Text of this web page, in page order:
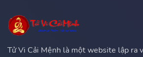
Tử Vi Cải Mệnh là một website lập ra